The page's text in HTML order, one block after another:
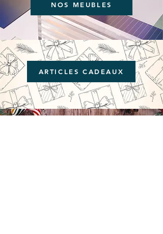
NOS MEUBLES
ARTICLES CADEAUX